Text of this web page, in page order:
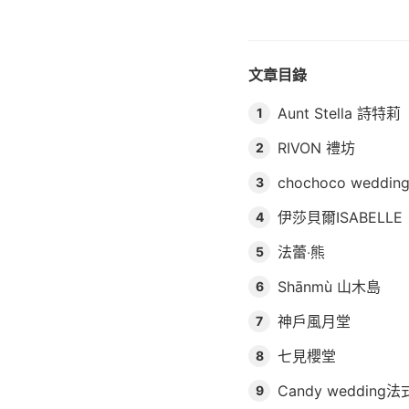
文章目錄
1 Aunt Stella 詩特莉
2 RIVON 禮坊
3 chochoco
4 伊莎貝爾ISABELLE
5 法蕾‧熊
6 Shānmù 山木島
7 神戶風月堂
8 七見櫻堂
9 Candy wedding法